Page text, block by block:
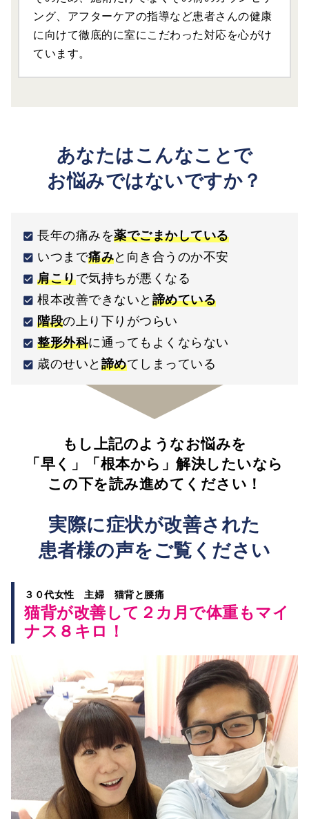
ング、アフターケアの指導など患者さんの健康
に向けて徹底的に室にこだわった対応を心がけ
ています。
あなたはこんなことで
お悩みではないですか？
長年の痛みを薬でごまかしている
いつまで痛みと向き合うのか不安
肩こりで気持ちが悪くなる
根本改善できないと 諦めている
階段の上り下りがつらい
整形外科に通ってもよくならない
歳のせいと 諦めてしまっている
もし上記のようなお悩みを
「早く」「根本から」解決したいなら
この下を読み進めてください！
実際に症状が改善された
患者様の声を ご覧ください
３０代女性 主婦 猫背と腰痛
猫背が改善して２カ月で体重もマイ
ナス８キロ！